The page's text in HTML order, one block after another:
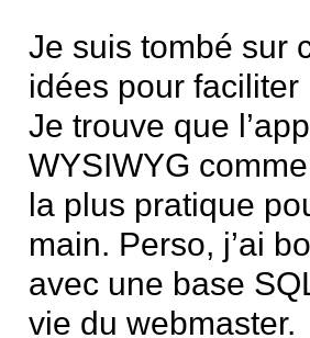
Je suis tombé sur
idées pour
Je trouve que
WYSIWYG
la plus pratique
main. Perso, j’ai
avec une base
vie du webmaster.